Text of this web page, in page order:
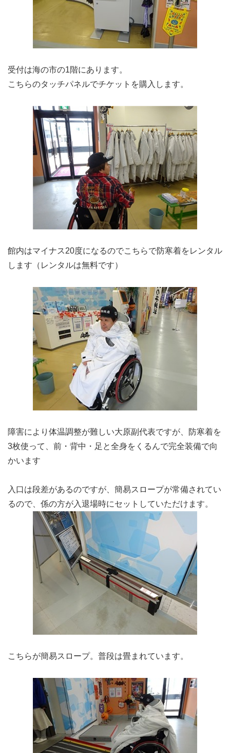
受付は海の市の1階にあります。
こちらのタッチパネルでチケットを購入します。
館内はマイナス20度になるのでこちらで防寒着をレンタル
します（レンタルは無料です）
障害により体温調整が難しい大原副代表ですが、防寒着を
3枚使って、前・背中・足と全身をくるんで完全装備で向
かいます
入口は段差があるのですが、簡易スロープが常備されてい
るので、係の方が入退場時にセットしていただけます。
こちらが簡易スロープ。普段は畳まれています。